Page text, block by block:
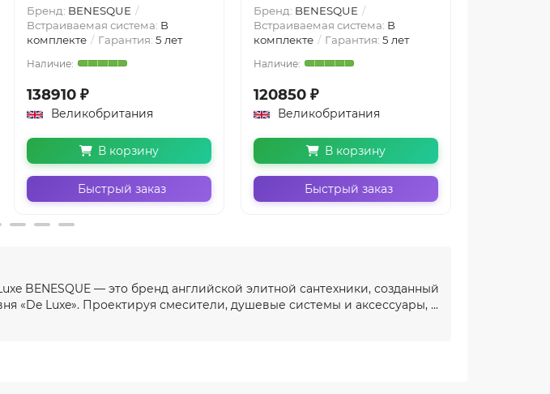
Бренд: BENESQUE
Встраиваемая система: В
комплекте
Гарантия: 5 лет
138910 ₽
Великобритания
В корзину
Быстрый заказ
Бренд: BENESQUE
Встраиваемая система: В
комплекте
Гарантия: 5 лет
120850 ₽
Великобритания
В корзину
Быстрый заказ
BENESQUE — это бренд английской элитной сантехники, созданный
«De Luxe». Проектируя смесители, душевые системы и аксессуары, ...